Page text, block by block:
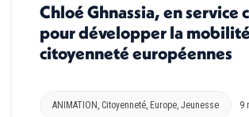
Chloé Ghnassia, en service
pour développer la
citoyenneté européennes
ANIMATION , Citoyenneté, Europe, Jeunesse 9